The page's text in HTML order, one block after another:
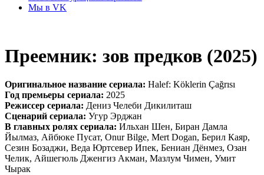
Мы в VK
Преемник: зов предков (2025)
Оригинальное название сериала: Halef: Köklerin Çağrısı
Год премьеры сериала: 2025
Режиссер сериала: Дениз Челеби Дикилиташ
Сценарий сериала: Угур Эрджан
В главных ролях сериала: Ильхан Шен, Биран Дамла
Йылмаз, Айбюке Пусат, Onur Bilge, Mert Dogan, Берил Каяр,
Сезин Бозаджи, Веда Юртсевер Ипек, Бениан Дёнмез, Озан
Челик, Айшегюль Дженгиз Акман, Мазлум Чимен, Умит
Чырак